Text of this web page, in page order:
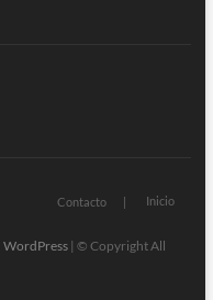
Contacto Inicio
WordPress| © Copyright All